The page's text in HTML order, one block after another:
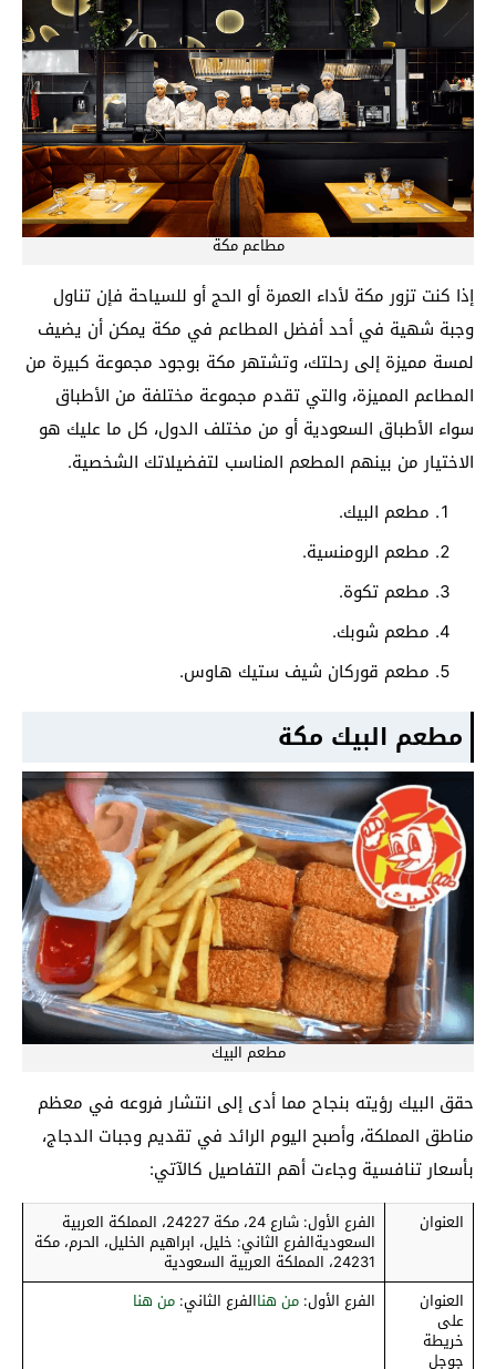
مطاعم مكة
إذا كنت تزور مكة لأداء العمرة أو الحج أو للسياحة فإن تناول
وجبة شهية في أحد أفضل المطاعم في مكة يمكن أن يضيف
لمسة مميزة إلى رحلتك، وتشتهر مكة بوجود مجموعة كبيرة من
المطاعم المميزة، والتي تقدم مجموعة مختلفة من الأطباق
سواء الأطباق السعودية أو من مختلف الدول، كل ما عليك هو
الاختيار من بينهم المطعم المناسب لتفضيلاتك الشخصية.
مطعم البيك.
مطعم الرومنسية.
مطعم تكوة.
مطعم شوبك.
مطعم قوركان شيف ستيك هاوس.
مطعم البيك مكة
مطعم البيك
حقق البيك رؤيته بنجاح مما أدى إلى انتشار فروعه في معظم
مناطق المملكة، وأصبح اليوم الرائد في تقديم وجبات الدجاج،
بأسعار تنافسية وجاءت أهم التفاصيل كالآتي:
العنوان الفرع الأول: شارع 24، مكة 24227، المملكة العربية
السعوديةالفرع الثاني: خليل، ابراهيم الخليل، الحرم، مكة
24231، المملكة العربية السعودية
العنوان
على
خريطة
جوجل
الفرع الأول: من هناالفرع الثاني: من هنا